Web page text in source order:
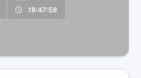
18:47:58